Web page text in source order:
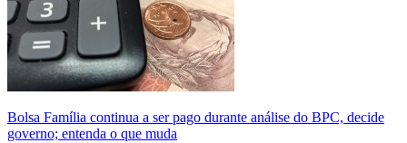
Bolsa Família continua a ser pago durante análise do BPC, decide
governo; entenda o que muda